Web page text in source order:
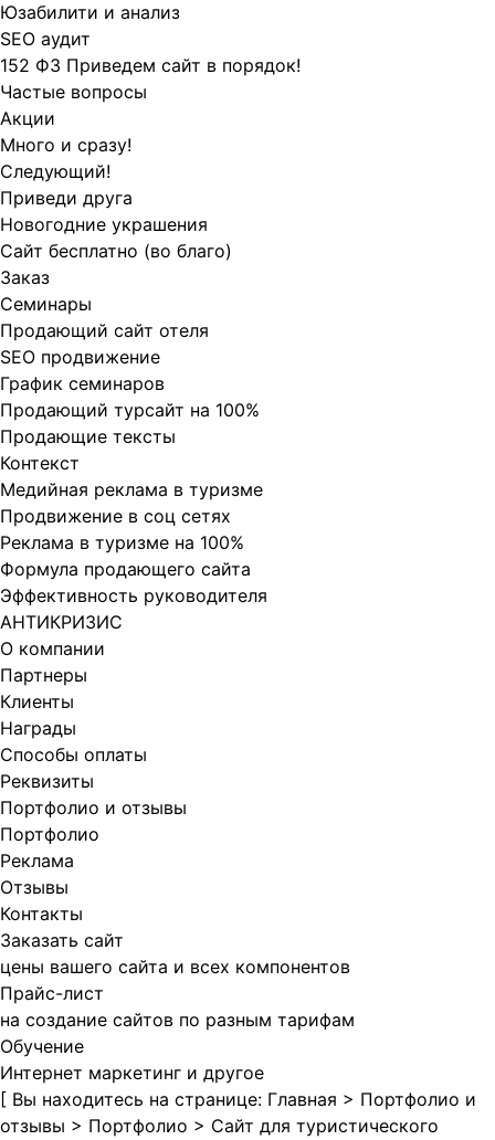
Юзабилити и анализ
SEO аудит
152 ФЗ Приведем сайт в порядок!
Частые вопросы
Акции
Много и сразу!
Следующий!
Приведи друга
Новогодние украшения
Сайт бесплатно (во благо)
Заказ
Cеминары
Продающий сайт отеля
SEO продвижение
График семинаров
Продающий турсайт на 100%
Продающие тексты
Контекст
Медийная реклама в туризме
Продвижение в соц сетях
Реклама в туризме на 100%
Формула продающего сайта
Эффективность руководителя
АНТИКРИЗИС
О компании
Партнеры
Клиенты
Награды
Способы оплаты
Реквизиты
Портфолио и отзывы
Портфолио
Реклама
Отзывы
Контакты
Заказать сайт
цены вашего сайта и всех компонентов
Прайс-лист
на создание сайтов по разным тарифам
Обучение
Интернет маркетинг и другое
[ Вы находитесь на странице: Главная > Портфолио и
отзывы > Портфолио > Сайт для туристического